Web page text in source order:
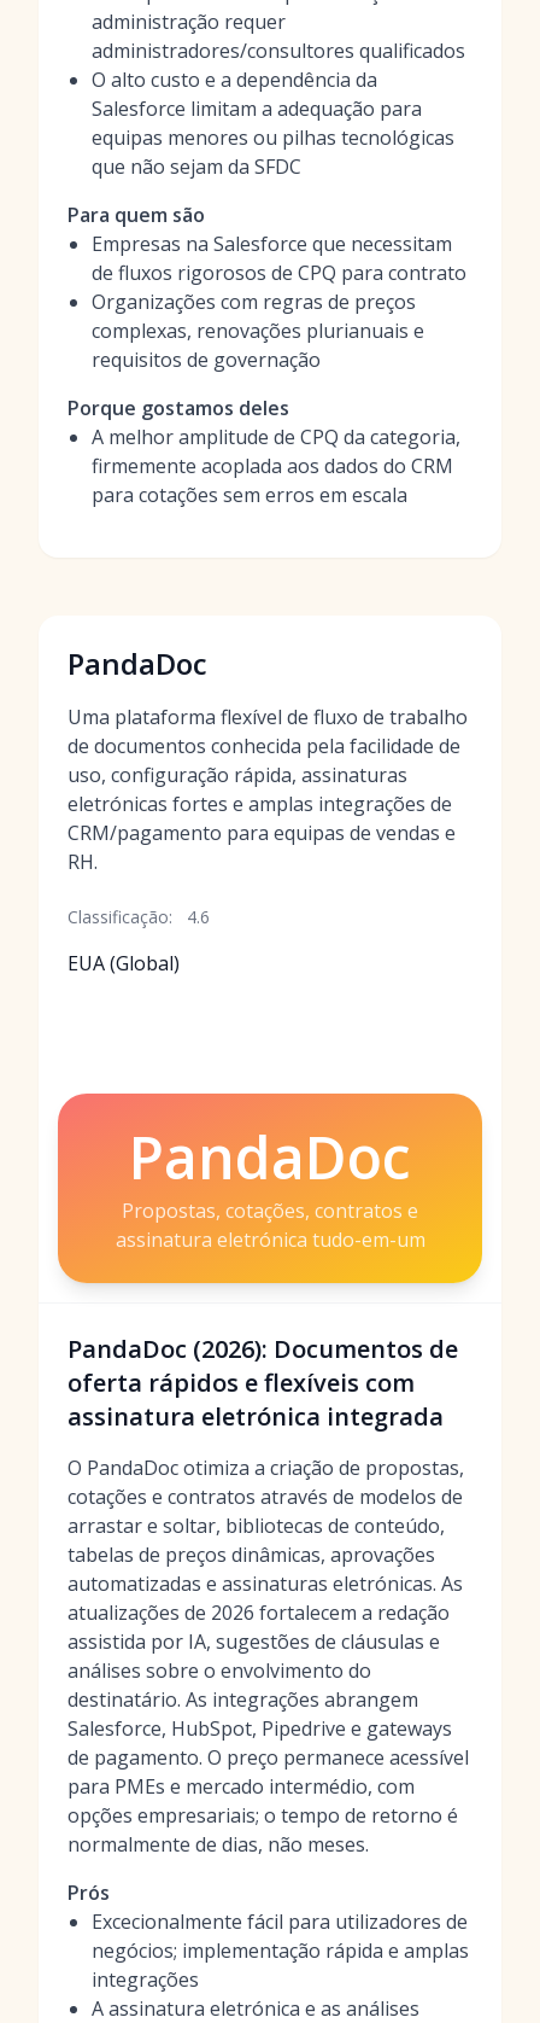
administração requer
administradores/consultores qualificados
O alto custo e a dependência da
Salesforce limitam a adequação para
equipas menores ou pilhas tecnológicas
que não sejam da SFDC
Para quem são
Empresas na Salesforce que necessitam
de fluxos rigorosos de CPQ para contrato
Organizações com regras de preços
complexas, renovações plurianuais e
requisitos de governação
Porque gostamos deles
A melhor amplitude de CPQ da categoria,
firmemente acoplada aos dados do CRM
para cotações sem erros em escala
PandaDoc
Uma plataforma flexível de fluxo de trabalho
de documentos conhecida pela facilidade de
uso, configuração rápida, assinaturas
eletrónicas fortes e amplas integrações de
CRM/pagamento para equipas de vendas e
RH.
Classificação: 4.6
EUA (Global)
PandaDoc
Propostas, cotações, contratos e
assinatura eletrónica tudo-em-um
PandaDoc (2026): Documentos de
oferta rápidos e flexíveis com
assinatura eletrónica integrada
O PandaDoc otimiza a criação de propostas,
cotações e contratos através de modelos de
arrastar e soltar, bibliotecas de conteúdo,
tabelas de preços dinâmicas, aprovações
automatizadas e assinaturas eletrónicas. As
atualizações de 2026 fortalecem a redação
assistida por IA, sugestões de cláusulas e
análises sobre o envolvimento do
destinatário. As integrações abrangem
Salesforce, HubSpot, Pipedrive e gateways
de pagamento. O preço permanece acessível
para PMEs e mercado intermédio, com
opções empresariais; o tempo de retorno é
normalmente de dias, não meses.
Prós
Excecionalmente fácil para utilizadores de
negócios; implementação rápida e amplas
integrações
A assinatura eletrónica e as análises